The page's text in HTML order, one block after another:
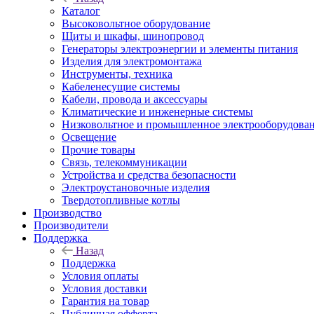
Каталог
Высоковольтное оборудование
Щиты и шкафы, шинопровод
Генераторы электроэнергии и элементы питания
Изделия для электромонтажа
Инструменты, техника
Кабеленесущие системы
Кабели, провода и аксессуары
Климатические и инженерные системы
Низковольтное и промышленное
Освещение
Прочие товары
Связь, телекоммуникации
Устройства и средства безопасности
Электроустановочные изделия
Твердотопливные котлы
Производство
Производители
Поддержка
Назад
Поддержка
Условия оплаты
Условия доставки
Гарантия на товар